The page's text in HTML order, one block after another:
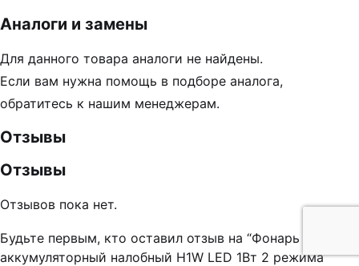
Аналоги и замены
Для данного товара аналоги не найдены.
Если вам нужна помощь в подборе аналога,
обратитесь к нашим менеджерам.
Отзывы
Отзывы
Отзывов пока нет.
Будьте первым, кто оставил отзыв на “Фонарь
аккумуляторный налобный H1W LED 1Вт 2 режима